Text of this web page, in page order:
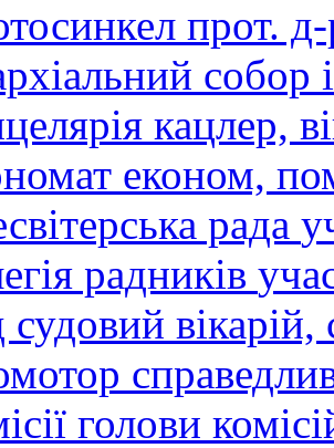
прот.
собор
кацлер,
економ,
рада
радників
судовий вікарій,
голови